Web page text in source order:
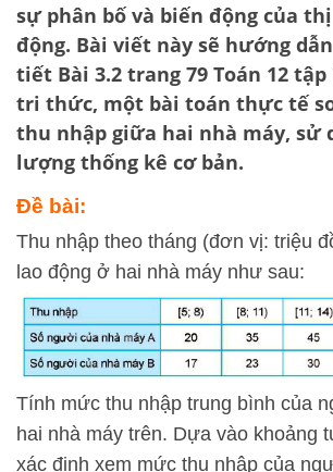
sự phân bố và biến động của
động. Bài viết này sẽ hướng
tiết Bài 3.2 trang 79 Toán 12
tri thức, một bài toán thực tế
thu nhập giữa hai nhà máy, sử
lượng thống kê cơ bản.
Đề bài:
Thu nhập theo tháng (đơn vị: triệu
lao động ở hai nhà máy như sau:
Tính mức thu nhập trung bình của
hai nhà máy trên. Dựa vào khoảng
xác định xem mức thu nhập của